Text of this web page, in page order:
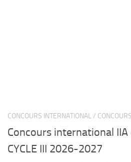
CONCOURS INTERNATIONAL /
Concours international IIA
CYCLE III 2026-2027